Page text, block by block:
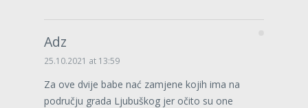
Adz
25.10.2021 at 13:59
Za ove dvije babe nać zamjene kojih ima na
području grada Ljubuškog jer očito su one